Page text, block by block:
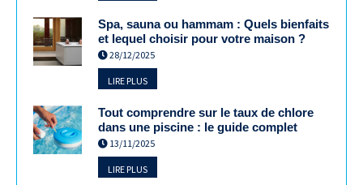
Spa, sauna ou hammam : Quels bienfaits
et lequel choisir pour votre maison ?
28/12/2025
LIRE PLUS
Tout comprendre sur le taux de chlore
dans une piscine : le guide complet
13/11/2025
LIRE PLUS